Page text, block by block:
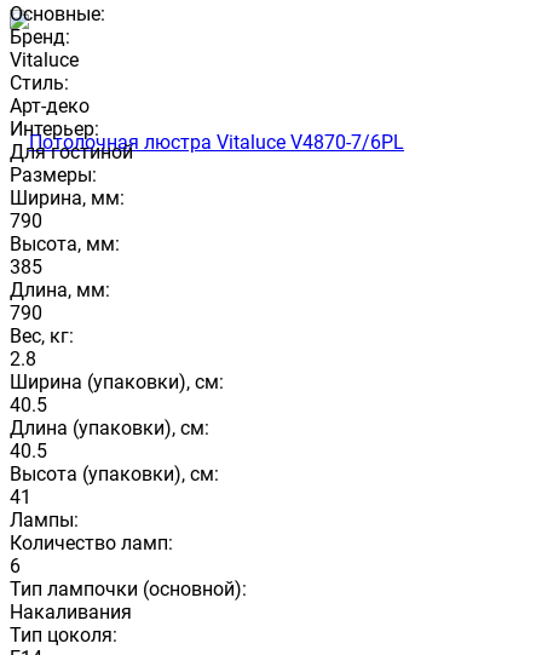
Основные:
Бренд:
Vitaluce
Стиль:
Арт-деко
Интерьер:
Для гостиной
Размеры:
Ширина, мм:
790
Высота, мм:
385
Длина, мм:
790
Вес, кг:
2.8
Ширина (упаковки), см:
40.5
Длина (упаковки), см:
40.5
Высота (упаковки), см:
41
Лампы:
Количество ламп:
6
Тип лампочки (основной):
Накаливания
Тип цоколя: